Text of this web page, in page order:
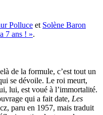
Polluce et Solène Baron
7 ans ! ».
de la formule, c’est tout un
se dévoile. Le roi meurt,
lui, est voué à l’immortalité.
qui a fait date, Les
paru en 1957, mais traduit